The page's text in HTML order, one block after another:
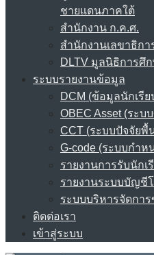
ชายแดนภาคใต้
สำนักงาน ก.ค.ศ.
สำนักงานเลขาธิก
DLTV มูลนิธิการศึ
ระบบรายงานข้อมูล
DCM (ข้อมูลนักเรี
OBEC Asset (ระ
CCT (ระบบปัจจัยพื้
G-code (ระบบกำห
รายงานการรับนักเ
รายงานระบบบัญชีโ
ระบบบริหารจัดการ
ติดต่อเรา
เข้าสู่ระบบ